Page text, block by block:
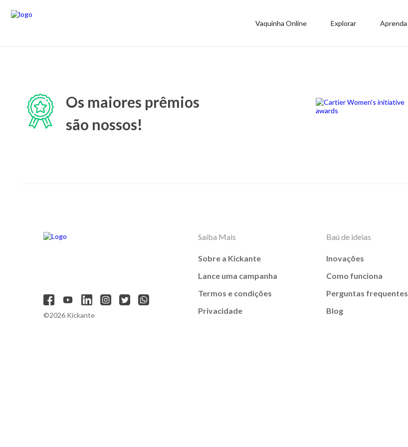
Vaquinha Online Explorar Aprenda
Os maiores prêmios
são nossos!
©2026 Kickante
Saiba Mais
Sobre a Kickante
Lance uma campanha
Termos e condições
Privacidade
Baú de ideias
Inovações
Como funciona
Perguntas frequentes
Blog